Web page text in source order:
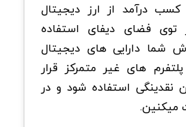
کسب درآمد از ارز دیجیتال
فضای دیفای استفاده
شما دارایی های دیجیتال
های غیر متمرکز قرار
نقدینگی استفاده شود و در
میکنین.